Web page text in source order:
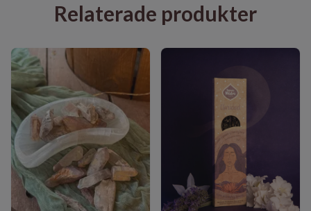
Relaterade produkter